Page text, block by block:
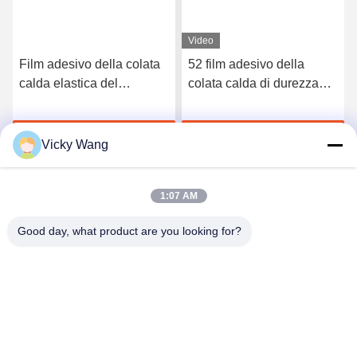
Film adesivo della colata
calda elastica del
qualità
Chatta Adesso
Video
52 film adesivo della
colata calda di durezza
biancheria intima senza
Vicky Wang
1:07 AM
Good day, what product are you looking for?